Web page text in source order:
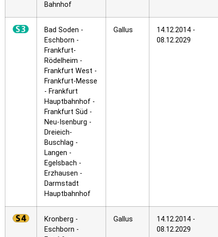
Bahnhof
Bad Soden -
Eschborn -
Frankfurt-
Rödelheim -
Frankfurt West -
Frankfurt-Messe
- Frankfurt
Hauptbahnhof -
Frankfurt Süd -
Neu-Isenburg -
Dreieich-
Buschlag -
Langen -
Egelsbach -
Erzhausen -
Darmstadt
Hauptbahnhof
Gallus
14.12.2014 -
08.12.2029
Kronberg -
Eschborn -
Gallus
14.12.2014 -
08.12.2029